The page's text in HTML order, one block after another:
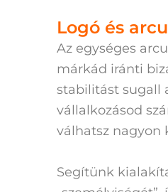
Logó és
Az egységes
márkád iránti
stabilitást sugall
vállalkozásod
válhatsz nagyon
Segítünk